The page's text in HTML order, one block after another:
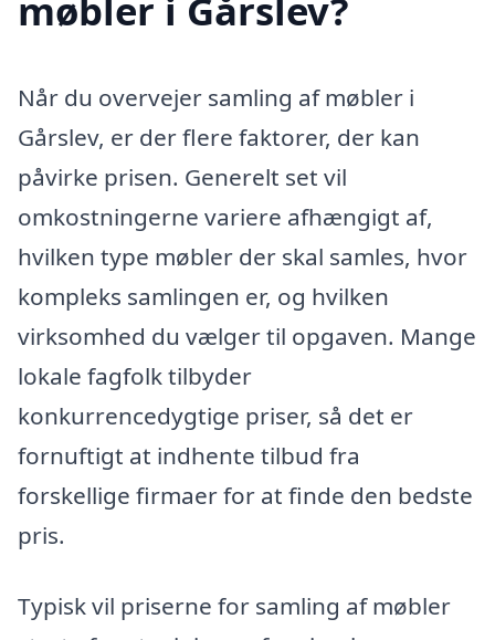
møbler i Gårslev?
Når du overvejer samling af møbler i
Gårslev, er der flere faktorer, der kan
påvirke prisen. Generelt set vil
omkostningerne variere afhængigt af,
hvilken type møbler der skal samles, hvor
kompleks samlingen er, og hvilken
virksomhed du vælger til opgaven. Mange
lokale fagfolk tilbyder
konkurrencedygtige priser, så det er
fornuftigt at indhente tilbud fra
forskellige firmaer for at finde den bedste
pris.
Typisk vil priserne for samling af møbler